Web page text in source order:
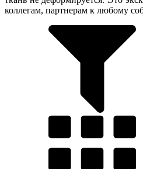
коллегам, партнерам к любому